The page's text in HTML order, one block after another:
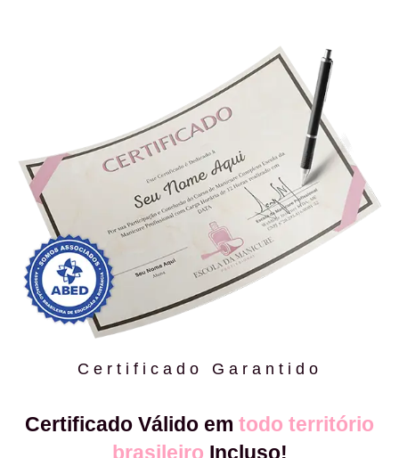
Certificado Garantido
Certificado Válido em todo território
brasileiro Incluso!